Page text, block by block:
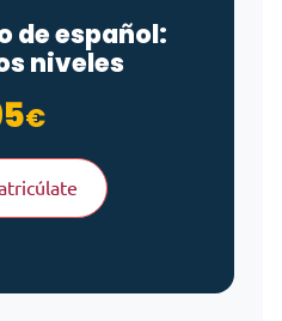
de español:
niveles
€